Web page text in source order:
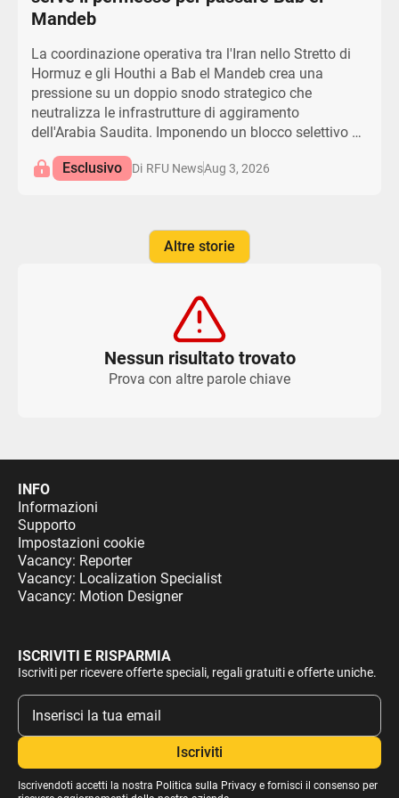
contrastare una minaccia permanente.
Mandeb
La coordinazione operativa tra l'Iran nello Stretto di
Hormuz e gli Houthi a Bab el Mandeb crea una
pressione su un doppio snodo strategico che
neutralizza le infrastrutture di aggiramento
dell'Arabia Saudita. Imponendo un blocco selettivo al
consentendo al contempo il transito alle navi
Rosso. Il bersagliamento diretto delle infrastrutture
critiche a Yanbu e Jazan compromette
fondamentalmente la fattibilità dell'oleodotto Est-
Golfo. Questa campagna per procura garantisce a
Teheran una leva strategica e una plausibile
smentita, scaricando il peso materiale dell'escalation
regionale sulle forze marittime della coalizione. Di
conseguenza, gli Stati Uniti e l'Arabia Saudita si
rischiano di istituzionalizzare il controllo ribelle sulle
arterie del commercio globale. L'insicurezza
dell'approvvigionamento che ne deriva introduce una
volatilità strutturale nei mercati energetici globali che
i protocolli standard di scorta navale non possono
più mitigare.
Esclusivo Di RFU NewsAug 3, 2026
Altre storie
Nessun risultato trovato
Prova con altre parole chiave
INFO
Informazioni
Supporto
Impostazioni cookie
Vacancy: Reporter
Vacancy: Localization Specialist
Vacancy: Motion Designer
ISCRIVITI E RISPARMIA
Iscriviti per ricevere offerte speciali, regali gratuiti e offerte uniche.
Iscrivendoti accetti la nostra Politica sulla Privacye fornisci il consenso per